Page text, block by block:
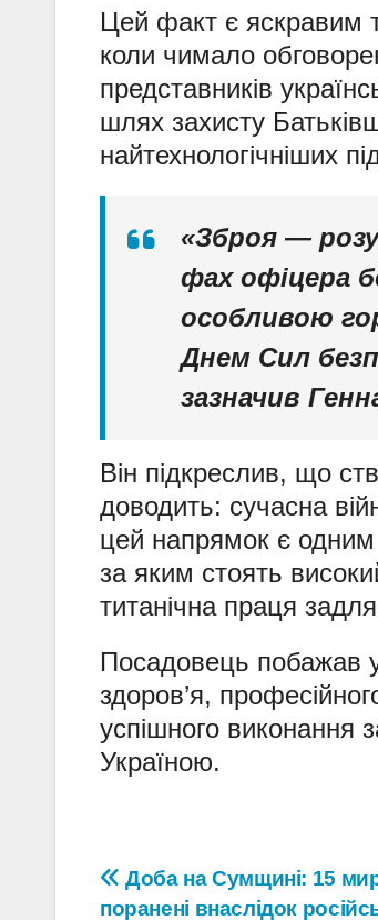
Цей факт є яскравим
коли чимало
представників
шлях захисту
найтехнологічніших
«Зброя —
фах офіцера
особливою
Днем Сил
зазначив
Він підкреслив, що
доводить: сучасна
цей напрямок є одним
за яким стоять
титанічна праця
Посадовець побажав
здоров’я,
успішного виконання
Україною.
Навігація
Доба на Сумщині: 15
поранені внаслідок